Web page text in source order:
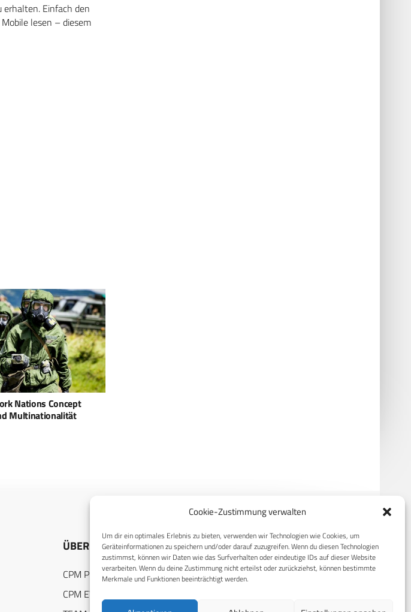
Cookie-Zustimmung verwalten
Um dir ein optimales Erlebnis zu bieten, verwenden wir Technologien wie Cookies, um
Geräteinformationen zu speichern und/oder darauf zuzugreifen. Wenn du diesen Technologien
zustimmst, können wir Daten wie das Surfverhalten oder eindeutige IDs auf dieser Website
verarbeiten. Wenn du deine Zustimmung nicht erteilst oder zurückziehst, können bestimmte
Merkmale und Funktionen beeinträchtigt werden.
Einfach den
lesen – diesem
MRTTs erhalten
ÜBER UNS
CPM PUBLICATIONS
CPM EVENTS
RECHTLICHES
Datenschutzerklärung